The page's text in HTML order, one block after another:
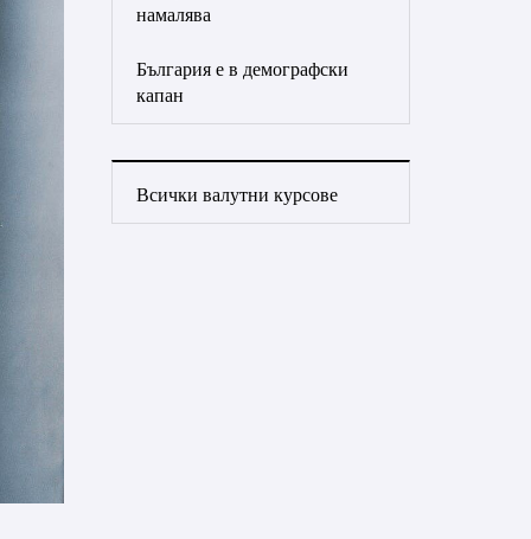
намалява
България е в демографски
капан
Всички валутни курсове